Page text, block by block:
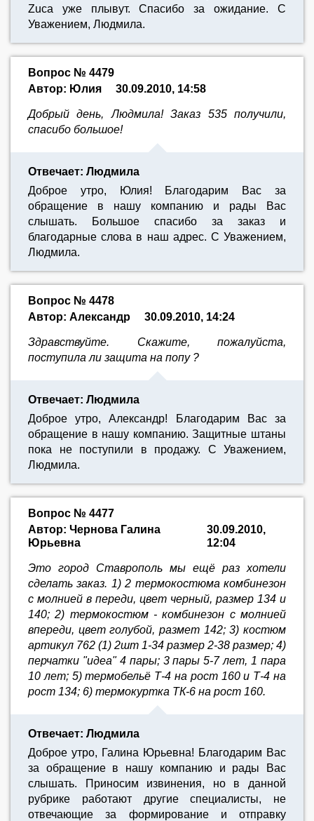
Zuca уже плывут. Спасибо за ожидание. С
Уважением, Людмила.
Вопрос № 4479
Автор: Юлия
30.09.2010, 14:58
Добрый день, Людмила! Заказ 535 получили,
спасибо большое!
Отвечает: Людмила
Доброе утро, Юлия! Благодарим Вас за
обращение в нашу компанию и рады Вас
слышать. Большое спасибо за заказ и
благодарные слова в наш адрес. С Уважением,
Людмила.
Вопрос № 4478
Автор: Александр
30.09.2010, 14:24
Здравствуйте. Скажите, пожалуйста,
поступила ли защита на попу ?
Отвечает: Людмила
Доброе утро, Александр! Благодарим Вас за
обращение в нашу компанию. Защитные штаны
пока не поступили в продажу. С Уважением,
Людмила.
Вопрос № 4477
Автор: Чернова Галина
Юрьевна
30.09.2010,
12:04
Это город Ставрополь мы ещё раз хотели
сделать заказ. 1) 2 термокостюма комбинезон
с молнией в переди, цвет черный, размер 134 и
140; 2) термокостюм - комбинезон с молнией
впереди, цвет голубой, размет 142; 3) костюм
артикул 762 (1) 2шт 1-34 размер 2-38 размер; 4)
перчатки "идеа" 4 пары; 3 пары 5-7 лет, 1 пара
10 лет; 5) термобельё Т-4 на рост 160 и Т-4 на
рост 134; 6) термокуртка ТК-6 на рост 160.
Отвечает: Людмила
Доброе утро, Галина Юрьевна! Благодарим Вас
за обращение в нашу компанию и рады Вас
слышать. Приносим извинения, но в данной
рубрике работают другие специалисты, не
отвечающие за формирование и отправку